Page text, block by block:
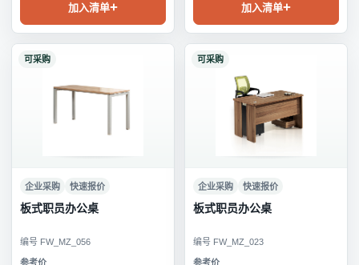
加入清单 加入清单
可采购
企业采购 快速报价
板式职员办公桌
编号 FW_MZ_056
可采购
企业采购 快速报价
板式职员办公桌
编号 FW_MZ_023